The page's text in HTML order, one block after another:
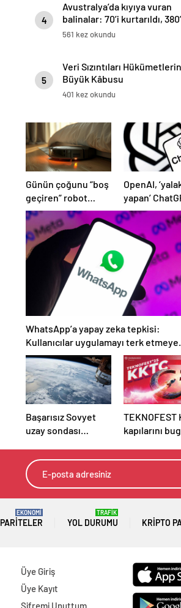
4
Avustralya’da kıyıya vuran
balinalar: 70’i kurtarıldı,
öldü
561 kez okundu
5
Veri Sızıntıları
Büyük Kâbusu
401 kez okundu
Günün çoğunu “boş
geçiren” robot
süpürgelere yeni
görevler yolda
OpenAI,
yapan’
çekti
WhatsApp’a yapay zeka tepkisi:
Kullanıcılar uygulamayı terk etmeye
başladı
Başarısız Sovyet
uzay sondası
Dünya’ya düşebilir
TEKNOFEST
kapılarını
PARITELER
EKONOMİ
YOL DURUMU
TRAFİK
KRIPTO
Üye Giriş
Üye Kayıt
Şifremi Unuttum